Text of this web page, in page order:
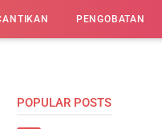
PENGOBATAN
POPULAR POSTS